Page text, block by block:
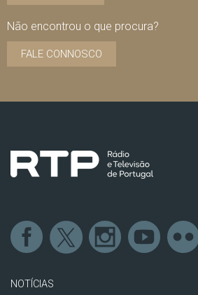
Não encontrou o que procura?
FALE CONNOSCO
NOTÍCIAS